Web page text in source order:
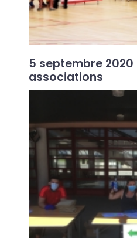
5 septembre 2020
associations